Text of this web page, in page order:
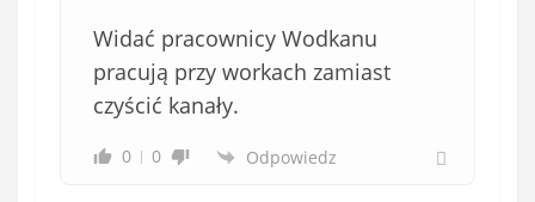
Widać pracownicy Wodkanu
pracują przy workach zamiast
czyścić kanały.
0 0 Odpowiedz